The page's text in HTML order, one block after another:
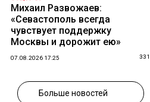
Михаил Развожаев:
«Севастополь всегда
чувствует поддержку
Москвы и дорожит ею»
07.08.2026 17:25 331
Больше новостей